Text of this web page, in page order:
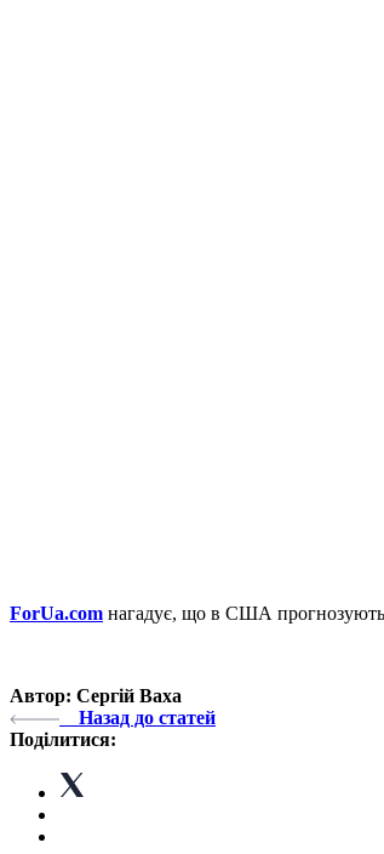
ForUa.com нагадує, що в США
Автор: Сергій Ваха
Назад до статей
Поділитися: